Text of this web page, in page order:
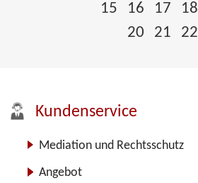
15
16 17 18
20
21 22
Kundenservice
Mediation und Rechtsschutz
Angebot